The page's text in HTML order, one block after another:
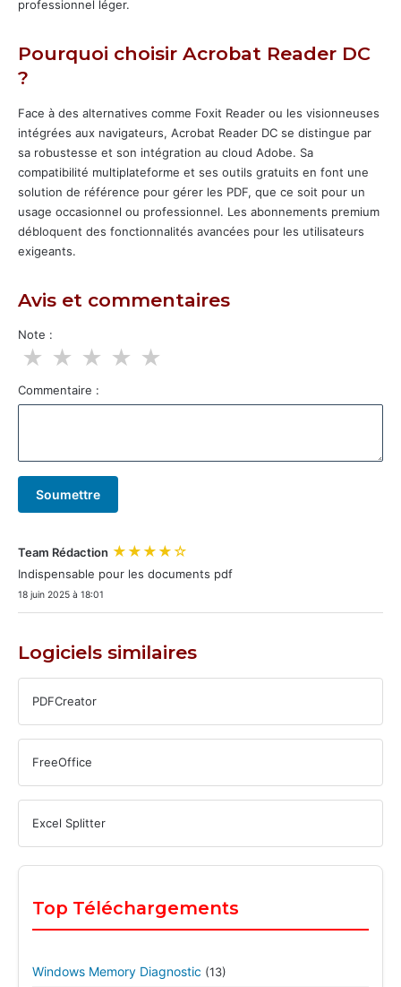
professionnel léger.
Pourquoi choisir Acrobat Reader DC
?
Face à des alternatives comme Foxit Reader ou les visionneuses
intégrées aux navigateurs, Acrobat Reader DC se distingue par
sa robustesse et son intégration au cloud Adobe. Sa
compatibilité multiplateforme et ses outils gratuits en font une
solution de référence pour gérer les PDF, que ce soit pour un
usage occasionnel ou professionnel. Les abonnements premium
débloquent des fonctionnalités avancées pour les utilisateurs
exigeants.
Avis et commentaires
Note :
★
★
★
★
★
Commentaire :
Soumettre
Team Rédaction ★★★★☆
Indispensable pour les documents pdf
18 juin 2025 à 18:01
Logiciels similaires
PDFCreator
FreeOffice
Excel Splitter
Top Téléchargements
Windows Memory Diagnostic (13)